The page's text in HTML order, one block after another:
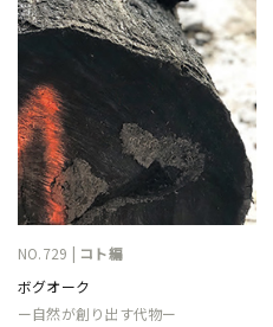
NO.729 | コト編
ボグオーク
ー自然が創り出す代物ー